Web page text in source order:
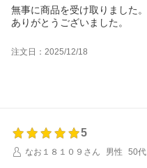
無事に商品を受け取りました。
ありがとうございました。
注文日：2025/12/18
5
なお１８１０９さん
男性 50代